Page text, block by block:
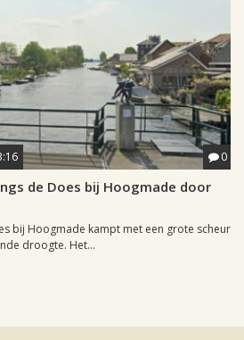
0
de Does bij Hoogmade door
bij Hoogmade kampt met een grote scheur
droogte. Het...